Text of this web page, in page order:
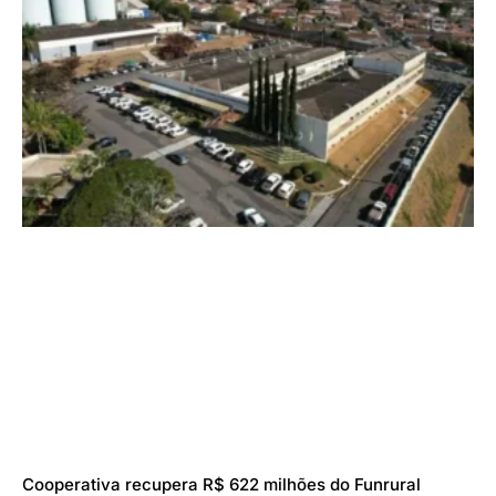
Cooperativa recupera R$ 622 milhões do Funrural